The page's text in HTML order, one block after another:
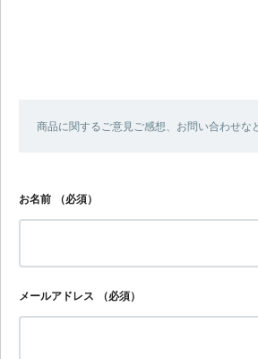
商品に関するご意見ご感想、お問い合わせ
お名前 （必須）
メールアドレス （必須）